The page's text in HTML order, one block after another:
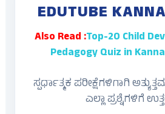
EDUTUBE
Also Read :Top-20 Child
Pedagogy Quiz in
ಸ್ಪರ್ಧಾತ್ಮಕ ಪರೀಕ್ಷೆಗಳಿಗಾಗಿ
ಎಲ್ಲಾ ಪ್ರಶ್ನೆಗಳಿಗೆ